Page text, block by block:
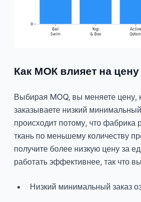
Как МОК влияет на
Выбирая MOQ, вы меняете цену,
заказываете низкий минимальный
происходит потому, что фабрика
ткань по меньшему количеству
получите более низкую цену за
работать эффективнее, так что
Низкий минимальный заказ